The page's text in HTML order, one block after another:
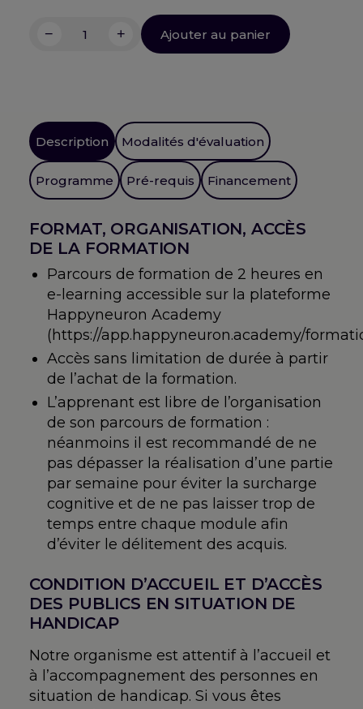
quantité
formation
réalisée
par
3
et
8
étapes
− + Ajouter au panier
Description Modalités d'évaluation
Programme Pré-requis Financement
FORMAT, ORGANISATION, ACCÈS
DE LA FORMATION
Parcours de formation de 2 heures en
e-learning accessible sur la plateforme
Happyneuron Academy
(https://app.happyneuron.academy/
Accès sans limitation de durée à partir
de l’achat de la formation.
L’apprenant est libre de l’organisation
de son parcours de formation :
néanmoins il est recommandé de ne
pas dépasser la réalisation d’une partie
par semaine pour éviter la surcharge
cognitive et de ne pas laisser trop de
temps entre chaque module afin
d’éviter le délitement des acquis.
CONDITION D’ACCUEIL ET D’ACCÈS
DES PUBLICS EN SITUATION DE
HANDICAP
Notre organisme est attentif à l’accueil et
à l’accompagnement des personnes en
situation de handicap. Si vous êtes